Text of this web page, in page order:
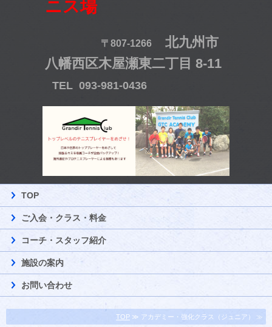
ニス場
〒807-1266
北九州市
八幡西区木屋瀬東二丁目 8-11
TEL 093-981-0436
TOP
ご入会・クラス・料金
コーチ・スタッフ紹介
施設の案内
お問い合わせ
TOP ≫ アカデミー・強化クラス（ジュニア） ≫